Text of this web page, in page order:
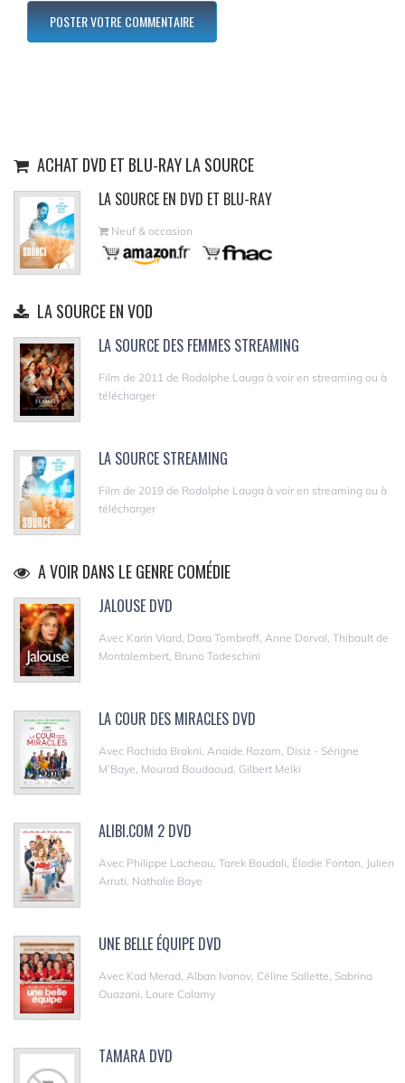
ACHAT DVD ET BLU-RAY LA SOURCE
LA SOURCE EN DVD ET BLU-RAY
Neuf & occasion
LA SOURCE EN VOD
LA SOURCE DES FEMMES STREAMING
Film de 2011 de Rodolphe Lauga à voir en streaming ou à
télécharger
LA SOURCE STREAMING
Film de 2019 de Rodolphe Lauga à voir en streaming ou à
télécharger
A VOIR DANS LE GENRE COMÉDIE
JALOUSE DVD
Avec Karin Viard, Dara Tombroff, Anne Dorval, Thibault de
Montalembert, Bruno Todeschini
LA COUR DES MIRACLES DVD
Avec Rachida Brakni, Anaïde Rozam, Disiz - Sérigne
M’Baye, Mourad Boudaoud, Gilbert Melki
ALIBI.COM 2 DVD
Avec Philippe Lacheau, Tarek Boudali, Élodie Fontan, Julien
Arruti, Nathalie Baye
UNE BELLE ÉQUIPE DVD
Avec Kad Merad, Alban Ivanov, Céline Sallette, Sabrina
Ouazani, Laure Calamy
TAMARA DVD